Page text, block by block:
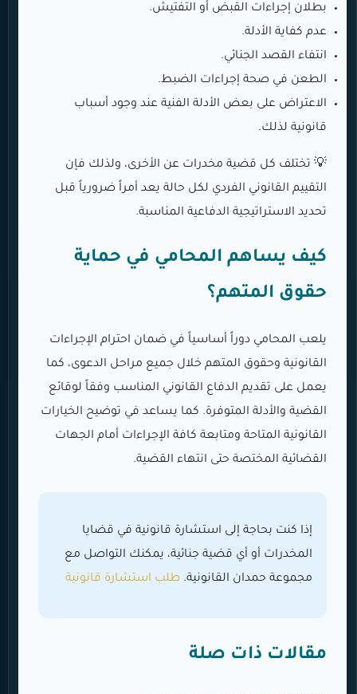
بطلان إجراءات القبض أو التفتيش.
عدم كفاية الأدلة.
انتفاء القصد الجنائي.
الطعن في صحة إجراءات الضبط.
الاعتراض على بعض الأدلة الفنية عند وجود أسباب
قانونية لذلك.
💡 تختلف كل قضية مخدرات عن الأخرى، ولذلك فإن
التقييم القانوني الفردي لكل حالة يعد أمراً ضرورياً قبل
تحديد الاستراتيجية الدفاعية المناسبة.
كيف يساهم المحامي في حماية
حقوق المتهم؟
يلعب المحامي دوراً أساسياً في ضمان احترام الإجراءات
القانونية وحقوق المتهم خلال جميع مراحل الدعوى، كما
يعمل على تقديم الدفاع القانوني المناسب وفقاً لوقائع
القضية والأدلة المتوفرة. كما يساعد في توضيح الخيارات
القانونية المتاحة ومتابعة كافة الإجراءات أمام الجهات
القضائية المختصة حتى انتهاء القضية.
إذا كنت بحاجة إلى استشارة قانونية في قضايا
المخدرات أو أي قضية جنائية، يمكنك التواصل مع
مجموعة حمدان القانونية. طلب استشارة قانونية
مقالات ذات صلة